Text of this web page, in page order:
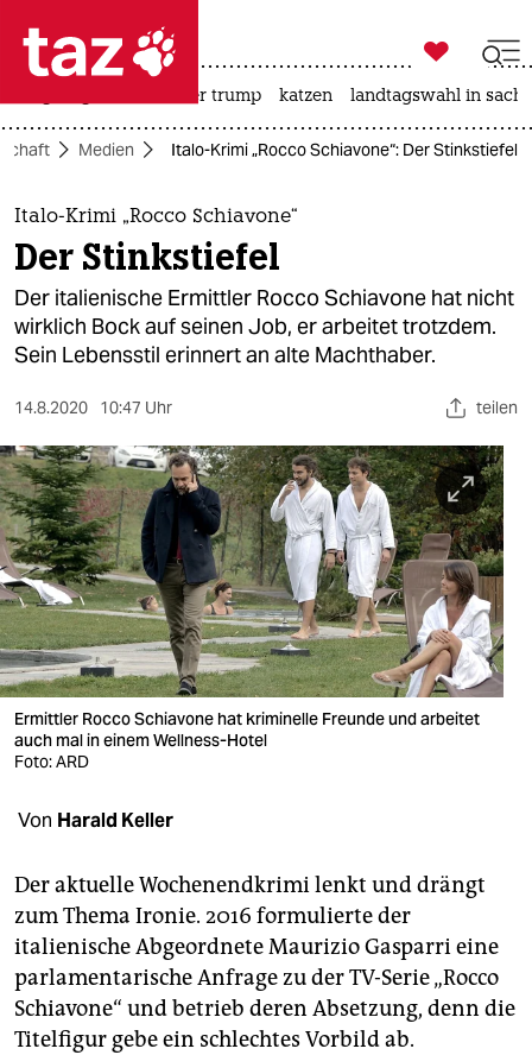
 taz zahl ich
taz zahl ich
themen
politik
öko
sport
berlin
nord
wahrheit
verlag
verlag
shop
fragen & hilfe
unterstützen
abo
genossenschaft

taz zahl ich
usa unter trump katzen landtagswahl in
Medien Italo-Krimi „Rocco Schiavone“: Der Stinkstiefel
Italo-Krimi „Rocco Schiavone“
Der Stinkstiefel
Der italienische Ermittler Rocco Schiavone hat nicht
wirklich Bock auf seinen Job, er arbeitet trotzdem.
Sein Lebensstil erinnert an alte Machthaber.
14.8.2020 10:47 Uhr teilen
Ermittler Rocco Schiavone hat kriminelle Freunde und arbeitet
auch mal in einem Wellness-Hotel
Foto: ARD
Von Harald Keller
Der aktuelle Wochenendkrimi lenkt und drängt
zum Thema Ironie. 2016 formulierte der
italienische Abgeordnete Maurizio Gasparri eine
parlamentarische Anfrage zu der TV-Serie „Rocco
Schiavone“ und betrieb deren Absetzung, denn die
Titelfigur gebe ein schlechtes Vorbild ab.